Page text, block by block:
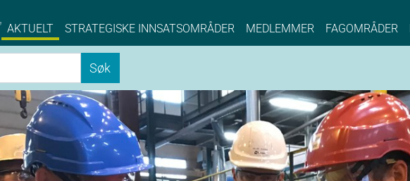
Eyde-Cluster | NCE EYDE, Norwegian Center of
AKTUELT STRATEGISKE INNSATSOMRÅDER MEDLEMMER FAGOMRÅDER
Søk